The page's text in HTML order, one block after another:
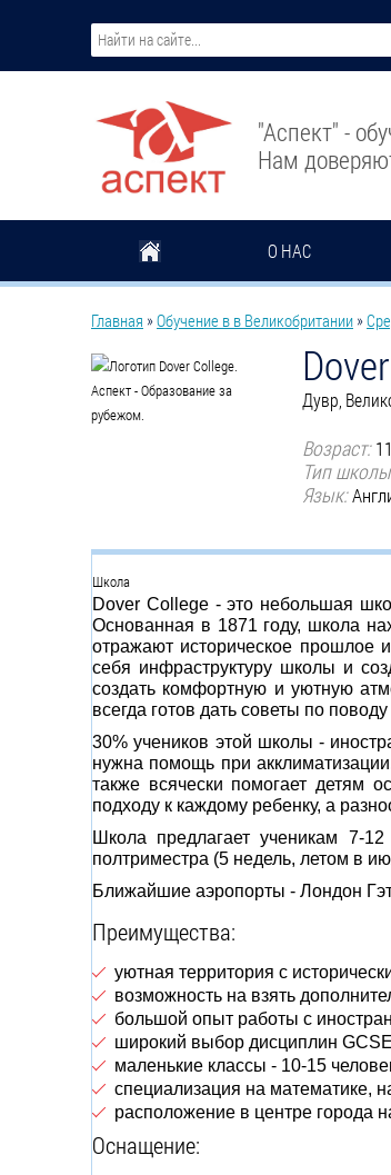
"Аспект" -
Нам
О НАС
Вы здесь
Главная »Обучение в в Великобритании »
Дувр,
Возраст:
Тип
Язык:
Группа
Школа
Dover College - это небольшая
Основанная в 1871 году, школа
отражают историческое прошлое
себя инфраструктуру школы и
создать комфортную и уютную
всегда готов дать советы по
30% учеников этой школы -
нужна помощь при
также всячески помогает детям
подходу к каждому ребенку, а
Школа предлагает ученикам 7-
полтриместра (5 недель, летом в
Ближайшие аэропорты - Лондон
Преимущества:
уютная территория с
возможность на взять
большой опыт работы с
широкий выбор дисциплин
маленькие классы - 10-15
специализация на математике,
расположение в центре города
Оснащение: